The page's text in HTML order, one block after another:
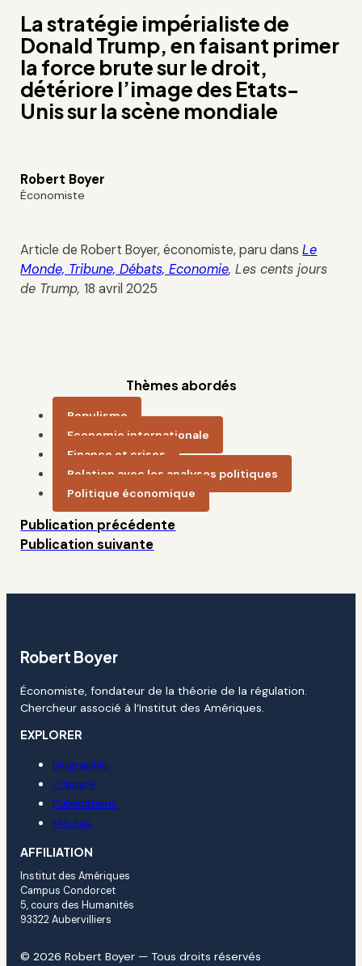
La stratégie impérialiste de
Donald Trump, en faisant primer
la force brute sur le droit,
détériore l’image des Etats-
Unis sur la scène mondiale
Robert Boyer
Économiste
Article de Robert Boyer, économiste, paru dansLe
Monde, Tribune, Débats, Economie, Les cents jours
de Trump,18 avril 2025
Thèmes abordés
Populisme
Economie internationale
Finance et crises
Relation avec les analyses politiques
Politique économique
Publication précédente
Publication suivante
Robert Boyer
Économiste, fondateur de la théorie de la régulation.
Chercheur associé à l’Institut des Amériques.
EXPLORER
Biographie
L’œuvre
Publications
Médias
AFFILIATION
Institut des Amériques
Campus Condorcet
5, cours des Humanités
93322 Aubervilliers
© 2026 Robert Boyer — Tous droits réservés